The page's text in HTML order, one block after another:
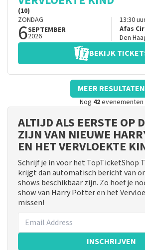
(10)
ZONDAG
6SEPTEMBER
2026
13:30
Afas
Den
BEKIJK
MEER RESULTATEN
Nog 42evenementen
ALTIJD ALS EERSTE OP
ZIJN VAN NIEUWE
EN HET VERVLOEKTE
Schrijf je in voor het TopTicketShop
krijgt dan automatisch bericht van
shows beschikbaar zijn. Zo hoef je
show van Harry Potter en het
missen!
INSCHRIJVEN